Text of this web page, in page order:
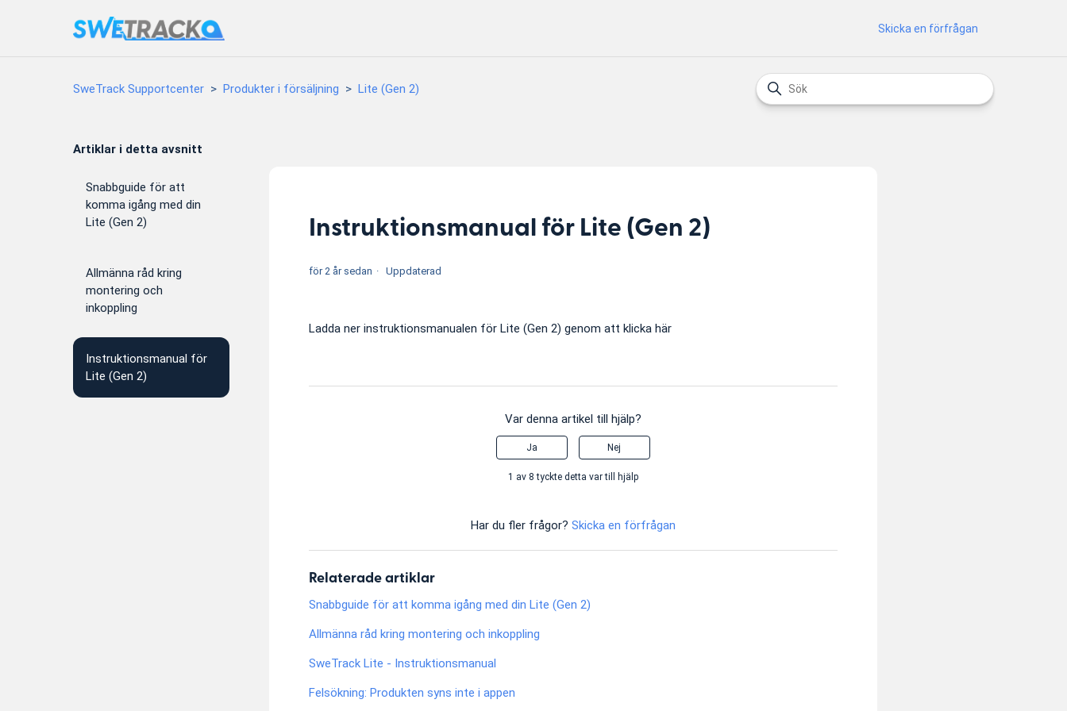
Skicka en förfrågan
SweTrack Supportcenter Produkter i försäljning Lite (Gen 2)
Artiklar i detta avsnitt
Snabbguide för att
komma igång med din
Lite (Gen 2)
Allmänna råd kring
montering och
inkoppling
Instruktionsmanual för
Lite (Gen 2)
Instruktionsmanual för Lite (Gen 2)
för 2 år sedan Uppdaterad
Ladda ner instruktionsmanualen för Lite (Gen 2) genom att klicka här
Var denna artikel till hjälp?
Ja Nej
1 av 8 tyckte detta var till hjälp
Har du fler frågor? Skicka en förfrågan
Relaterade artiklar
Snabbguide för att komma igång med din Lite (Gen 2)
Allmänna råd kring montering och inkoppling
SweTrack Lite - Instruktionsmanual
Felsökning: Produkten syns inte i appen